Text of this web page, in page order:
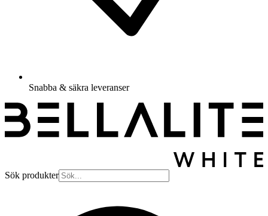
Snabba & säkra leveranser
Sök produkter